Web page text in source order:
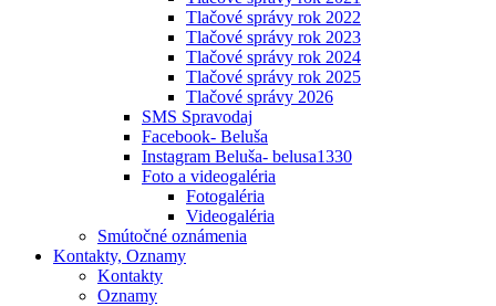
Tlačové správy rok 2022
Tlačové správy rok 2023
Tlačové správy rok 2024
Tlačové správy rok 2025
Tlačové správy 2026
SMS Spravodaj
Facebook- Beluša
Instagram Beluša- belusa1330
Foto a videogaléria
Fotogaléria
Videogaléria
Smútočné oznámenia
Kontakty, Oznamy
Kontakty
Oznamy